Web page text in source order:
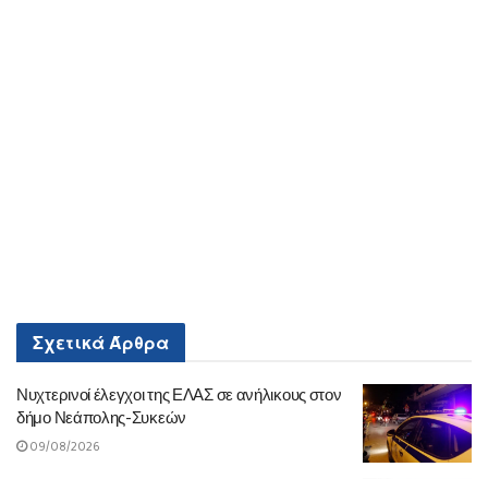
ΣχετικάΆρθρα
Νυχτερινοί έλεγχοι της ΕΛΑΣ σε ανήλικους στον
δήμο Νεάπολης-Συκεών
09/08/2026